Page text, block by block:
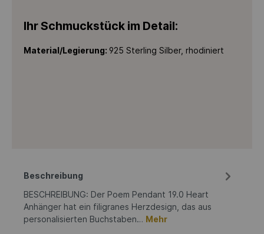
Ihr Schmuckstück im Detail:
Material/Legierung: 925 Sterling Silber, rhodiniert
Beschreibung
BESCHREIBUNG: Der Poem Pendant 19.0 Heart
Anhänger hat ein filigranes Herzdesign, das aus
personalisierten Buchstaben… Mehr